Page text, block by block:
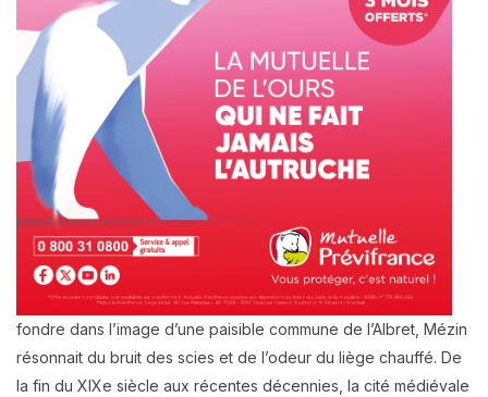
fondre dans l’image d’une paisible commune de l’Albret, Mézin
résonnait du bruit des scies et de l’odeur du liège chauffé. De
la fin du XIXe siècle aux récentes décennies, la cité médiévale